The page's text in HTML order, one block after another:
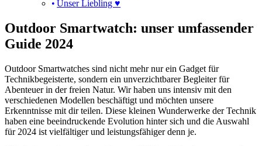
Unser Liebling ♥️
Outdoor Smartwatch: unser umfassender
Guide 2024
Outdoor Smartwatches sind nicht mehr nur ein Gadget für
Technikbegeisterte, sondern ein unverzichtbarer Begleiter für
Abenteuer in der freien Natur. Wir haben uns intensiv mit den
verschiedenen Modellen beschäftigt und möchten unsere
Erkenntnisse mit dir teilen. Diese kleinen Wunderwerke der Technik
haben eine beeindruckende Evolution hinter sich und die Auswahl
für 2024 ist vielfältiger und leistungsfähiger denn je.